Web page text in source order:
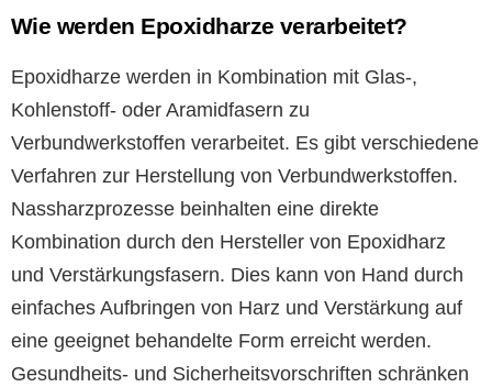
Wie werden Epoxidharze verarbeitet?
Epoxidharze werden in Kombination mit Glas-,
Kohlenstoff- oder Aramidfasern zu
Verbundwerkstoffen verarbeitet. Es gibt verschiedene
Verfahren zur Herstellung von Verbundwerkstoffen.
Nassharzprozesse beinhalten eine direkte
Kombination durch den Hersteller von Epoxidharz
und Verstärkungsfasern. Dies kann von Hand durch
einfaches Aufbringen von Harz und Verstärkung auf
eine geeignet behandelte Form erreicht werden.
Gesundheits- und Sicherheitsvorschriften schränken